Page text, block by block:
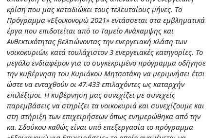
κρίση που μας καταδιώκει τους τελευταίους μήνες. Το
Πρόγραμμα «Εξοικονομώ 2021» εντάσσεται στα εμβληματικά
έργα που επιδοτείται από το Ταμείο Ανάκαμψης και
Ανθεκτικότητας βελτιώνοντας την ενεργειακή κλάση των
νοικοκυριών, κατά τουλάχιστον 3 ενεργειακές κατηγορίες. Το
μεγάλο ενδιαφέρον για το συγκεκριμένο πρόγραμμα οδήγησε
την κυβέρνηση του Κυριάκου Μητσοτάκη να μεριμνήσει έτσι
ώστε να ενταχθούν οι 47.433 επιλαχόντες ως καταρχήν
επιλέξιμοι. Η κυβέρνηση μας συνεχίζει με συνεχείς
παρεμβάσεις να στηρίζει τα νοικοκυριά και συνεχίζουμε και
στη στήριξη των επιχειρήσεων όπως ενημερώθηκα από την
κα. Σδούκου καθώς είναι υπό επεξεργασία το πρόγραμμα